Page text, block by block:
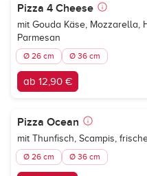
Pizza 4 Cheese
mit Gouda Käse, Mozzarella,
Parmesan
Ø 26 cm Ø 36 cm
ab 12,90 €
Pizza Ocean
mit Thunfisch, Scampis,
Ø 26 cm Ø 36 cm